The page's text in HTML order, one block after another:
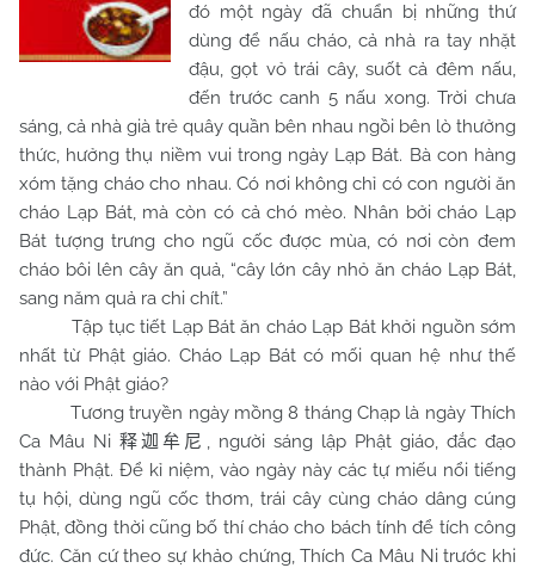
đó một ngày đã chuẩn bị những thứ
dùng để nấu cháo, cả nhà ra tay nhặt
đậu, gọt vỏ trái cây, suốt cả đêm nấu,
đến trước canh 5 nấu xong. Trời chưa
sáng, cả nhà già trẻ quây quần bên nhau ngồi bên lò thưởng
thức, hưởng thụ niềm vui trong ngày Lạp Bát. Bà con hàng
xóm tặng cháo cho nhau. Có nơi không chỉ có con người ăn
cháo Lạp Bát, mà còn có cả chó mèo. Nhân bởi cháo Lạp
Bát tượng trưng cho ngũ cốc được mùa, có nơi còn đem
cháo bôi lên cây ăn quả, “cây lớn cây nhỏ ăn cháo Lạp Bát,
sang năm quả ra chi chít.”
Tập tục tiết Lạp Bát ăn cháo Lạp Bát khởi nguồn sớm
nhất từ Phật giáo. Cháo Lạp Bát có mối quan hệ như thế
nào với Phật giáo?
Tương truyền ngày mồng 8 tháng Chạp là ngày Thích
Ca Mâu Ni释迦牟尼 , người sáng lập Phật giáo, đắc đạo
thành Phật. Để kỉ niệm, vào ngày này các tự miếu nổi tiếng
tụ hội, dùng ngũ cốc thơm, trái cây cùng cháo dâng cúng
Phật, đồng thời cũng bố thí cháo cho bách tính để tích công
đức. Căn cứ theo sự khảo chứng, Thích Ca Mâu Ni trước khi